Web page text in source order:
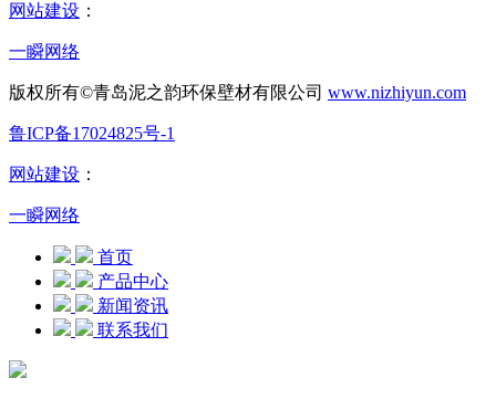
网站建设 ：
一瞬网络
版权所有©青岛泥之韵环保壁材有限公司 www.nizhiyun.com
鲁ICP备17024825号-1
网站建设 ：
一瞬网络
首页
产品中心
新闻资讯
联系我们